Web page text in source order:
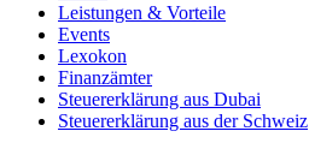
Leistungen & Vorteile
Events
Lexokon
Finanzämter
Steuererklärung aus Dubai
Steuererklärung aus der Schweiz